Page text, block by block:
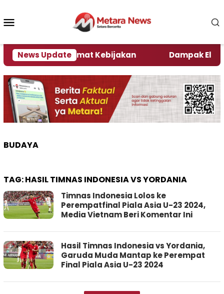
konten
News Update
Kata Pengamat Kebijakan Dampak El Nino,
BUDAYA
TAG:HASIL TIMNAS INDONESIA VS YORDANIA
Timnas Indonesia Lolos ke
Perempatfinal Piala Asia U-23 2024,
Media Vietnam Beri Komentar Ini
Hasil Timnas Indonesia vs Yordania,
Garuda Muda Mantap ke Perempat
Final Piala Asia U-23 2024